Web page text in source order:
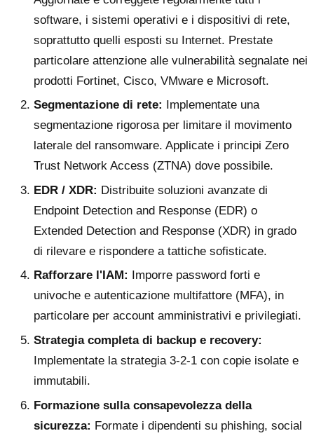
software, i sistemi operativi e i dispositivi di rete,
soprattutto quelli esposti su Internet. Prestate
particolare attenzione alle vulnerabilità segnalate nei
prodotti Fortinet, Cisco, VMware e Microsoft.
Segmentazione di rete:
Implementate una
segmentazione rigorosa per limitare il movimento
laterale del ransomware. Applicate i principi Zero
Trust Network Access (ZTNA) dove possibile.
EDR / XDR: Distribuite soluzioni avanzate di
Endpoint Detection and Response (EDR) o
Extended Detection and Response (XDR) in grado
di rilevare e rispondere a tattiche sofisticate.
Rafforzare l'IAM:
Imporre password forti e
univoche e autenticazione multifattore (MFA), in
particolare per account amministrativi e privilegiati.
Strategia completa di backup e recovery:
Implementate la strategia 3-2-1 con copie isolate e
immutabili.
Formazione sulla consapevolezza della
sicurezza: Formate i dipendenti su phishing, social